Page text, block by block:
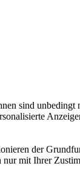
sind
der
mit Ihrer